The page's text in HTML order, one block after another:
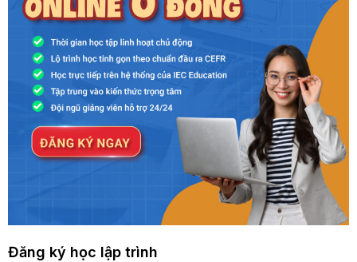
Đăng ký học lập trình